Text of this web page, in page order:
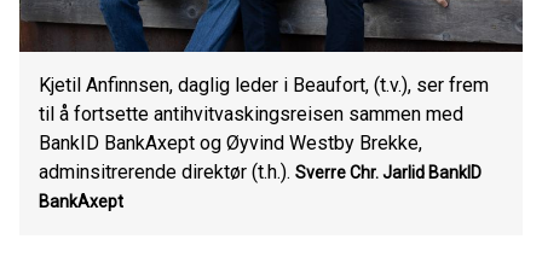
Kjetil Anfinnsen, daglig leder i Beaufort, (t.v.), ser frem
til å fortsette antihvitvaskingsreisen sammen med
BankID BankAxept og Øyvind Westby Brekke,
adminsitrerende direktør (t.h.). Sverre Chr. Jarlid BankID
BankAxept